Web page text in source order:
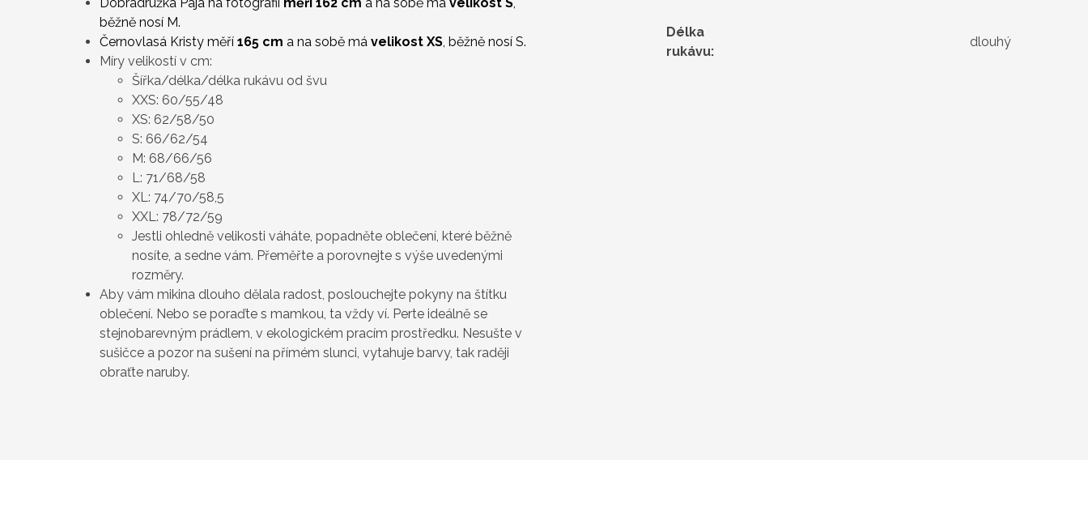
běžně nosí M.
Černovlasá Kristy měří 165 cm a na sobě má velikost XS , běžně nosí S.
Míry velikostí v cm:
Šířka/délka/délka rukávu od švu
XXS: 60/55/48
XS: 62/58/50
S: 66/62/54
M: 68/66/56
L: 71/68/58
XL: 74/70/58,5
XXL: 78/72/59
Jestli ohledně velikosti váháte, popadněte oblečení, které běžně
nosíte, a sedne vám. Přeměřte a porovnejte s výše uvedenými
rozměry.
Aby vám mikina dlouho dělala radost, poslouchejte pokyny na štítku
oblečení. Nebo se poraďte s mamkou, ta vždy ví. Perte ideálně se
stejnobarevným prádlem, v ekologickém pracím prostředku. Nesušte v
sušičce a pozor na sušení na přímém slunci, vytahuje barvy, tak raději
obraťte naruby.
Délka
rukávu:
dlouhý